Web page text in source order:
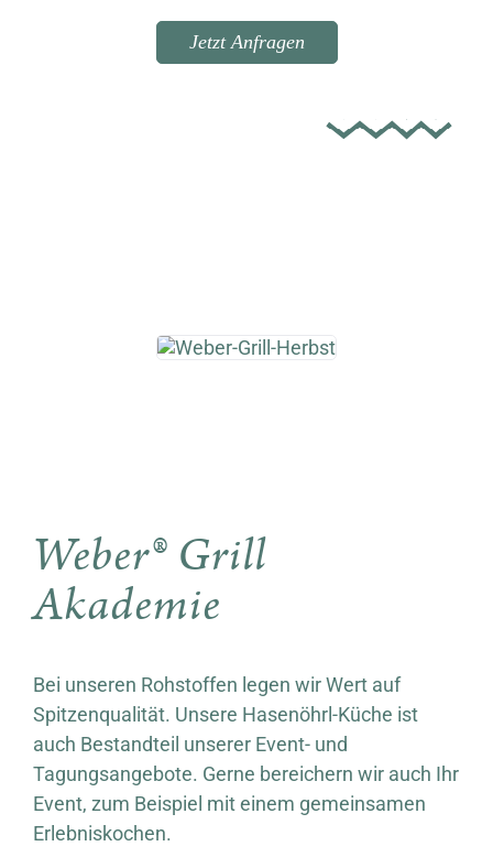
Jetzt Anfragen
Weber® Grill
Akademie
Bei unseren Rohstoffen legen wir Wert auf
Spitzenqualität. Unsere Hasenöhrl-Küche ist
auch Bestandteil unserer Event- und
Tagungsangebote. Gerne bereichern wir auch Ihr
Event, zum Beispiel mit einem gemeinsamen
Erlebniskochen.